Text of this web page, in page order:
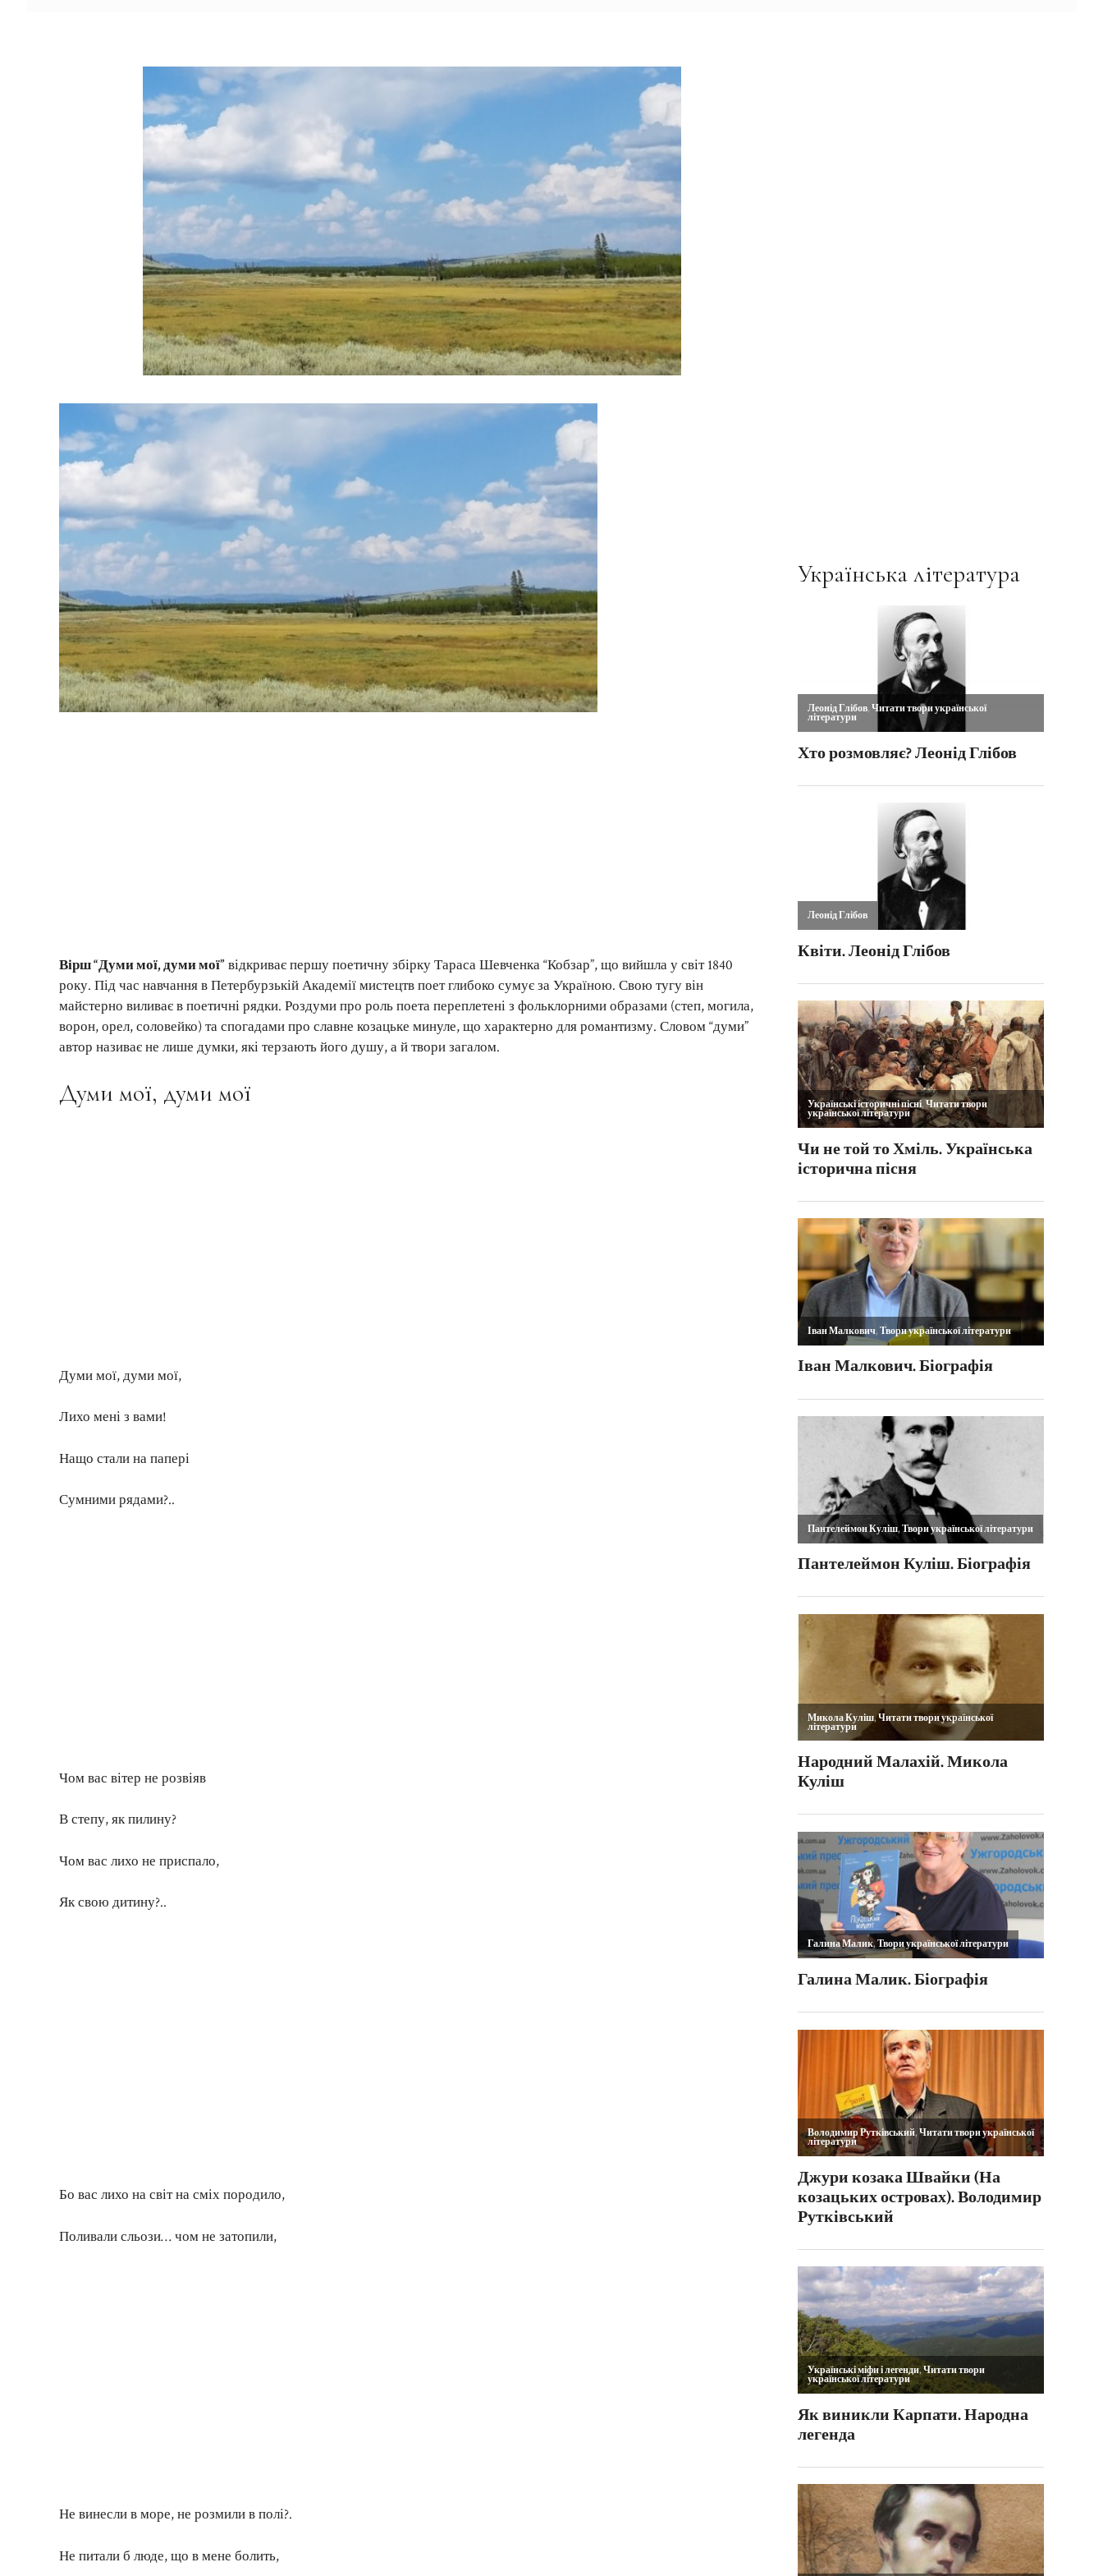
Вірш “Думи мої, думи мої” відкриває першу поетичну збірку Тараса Шевченка “Кобзар”, що вийшла у світ 1840
року. Під час навчання в Петербурзькій Академії мистецтв поет глибоко сумує за Україною. Свою тугу він
майстерно виливає в поетичні рядки. Роздуми про роль поета переплетені з фольклорними образами (степ, могила,
ворон, орел, соловейко) та спогадами про славне козацьке минуле, що характерно для романтизму. Словом “думи”
автор називає не лише думки, які терзають його душу, а й твори загалом.
Думи мої, думи мої
Думи мої, думи мої,
Лихо мені з вами!
Нащо стали на папері
Сумними рядами?..
Чом вас вітер не розвіяв
В степу, як пилину?
Чом вас лихо не приспало,
Як свою дитину?..
Бо вас лихо на світ на сміх породило,
Поливали сльози… чом не затопили,
Не винесли в море, не розмили в полі?.
Не питали б люде, що в мене болить,
Українська література